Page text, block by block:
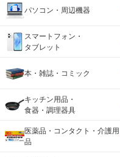
パソコン・周辺機器
スマートフォン・
タブレット
本・雑誌・コミック
キッチン用品・
食器・調理器具
医薬品・コンタクト・介護用
品